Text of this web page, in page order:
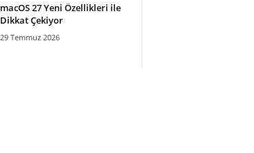
macOS 27 Yeni Özellikleri ile
Dikkat Çekiyor
29 Temmuz 2026